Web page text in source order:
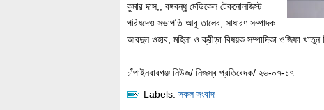
কুমার দাস,, বঙ্গবন্ধু মেডিকেল টেকনোলজিস্ট
পরিষদেও সভাপতি আবু তালেব, সাধারণ সম্পাদক
আবদুল ওহাব, মহিলা ও ক্রীড়া বিষয়ক সম্পাদিকা ওজিফা খাতুন
চাঁপাইনবাবগঞ্জ নিউজ/ নিজস্ব প্রতিবেদক/ ২৬-০৭-১৭
Labels: সকল সংবাদ